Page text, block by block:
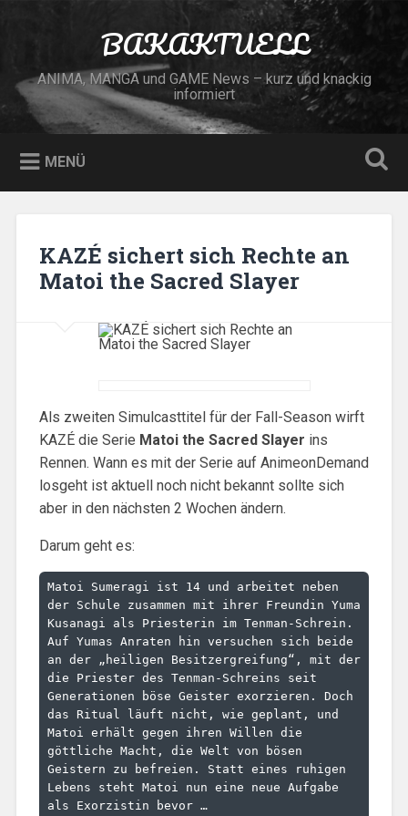
BAKAKTUELL
ANIMA, MANGA und GAME News – kurz und knackig
informiert
MENÜ
KAZÉ sichert sich Rechte an
Matoi the Sacred Slayer
Als zweiten Simulcasttitel für der Fall-Season wirft
KAZÉ die Serie Matoi the Sacred Slayer ins
Rennen. Wann es mit der Serie auf AnimeonDemand
losgeht ist aktuell noch nicht bekannt sollte sich
aber in den nächsten 2 Wochen ändern.
Darum geht es:
Matoi Sumeragi ist 14 und arbeitet neben
der Schule zusammen mit ihrer Freundin Yuma
Kusanagi als Priesterin im Tenman-Schrein.
Auf Yumas Anraten hin versuchen sich beide
an der „heiligen Besitzergreifung“, mit der
die Priester des Tenman-Schreins seit
Generationen böse Geister exorzieren. Doch
das Ritual läuft nicht, wie geplant, und
Matoi erhält gegen ihren Willen die
göttliche Macht, die Welt von bösen
Geistern zu befreien. Statt eines ruhigen
Lebens steht Matoi nun eine neue Aufgabe
als Exorzistin bevor …